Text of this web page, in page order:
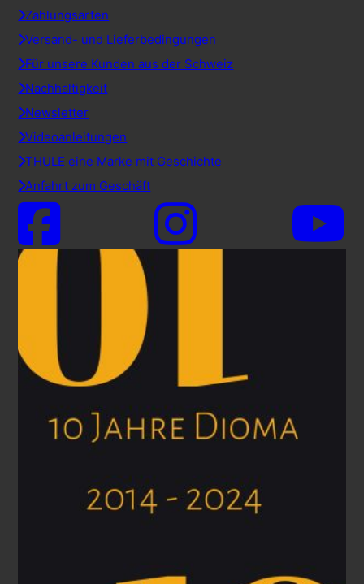
Zahlungsarten
Versand- und Lieferbedingungen
Für unsere Kunden aus der Schweiz
Nachhaltigkeit
Newsletter
Videoanleitungen
THULE eine Marke mit Geschichte
Anfahrt zum Geschäft